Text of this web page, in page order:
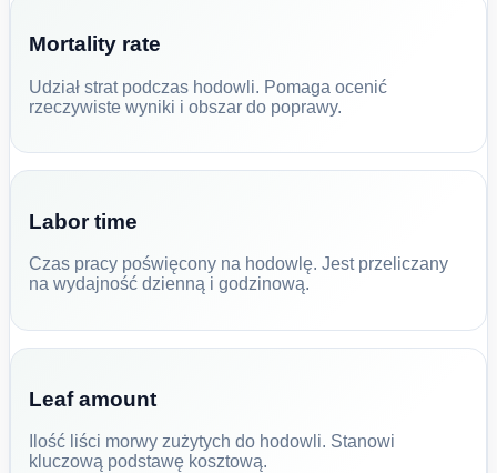
Mortality rate
Udział strat podczas hodowli. Pomaga ocenić
rzeczywiste wyniki i obszar do poprawy.
Labor time
Czas pracy poświęcony na hodowlę. Jest przeliczany
na wydajność dzienną i godzinową.
Leaf amount
Ilość liści morwy zużytych do hodowli. Stanowi
kluczową podstawę kosztową.